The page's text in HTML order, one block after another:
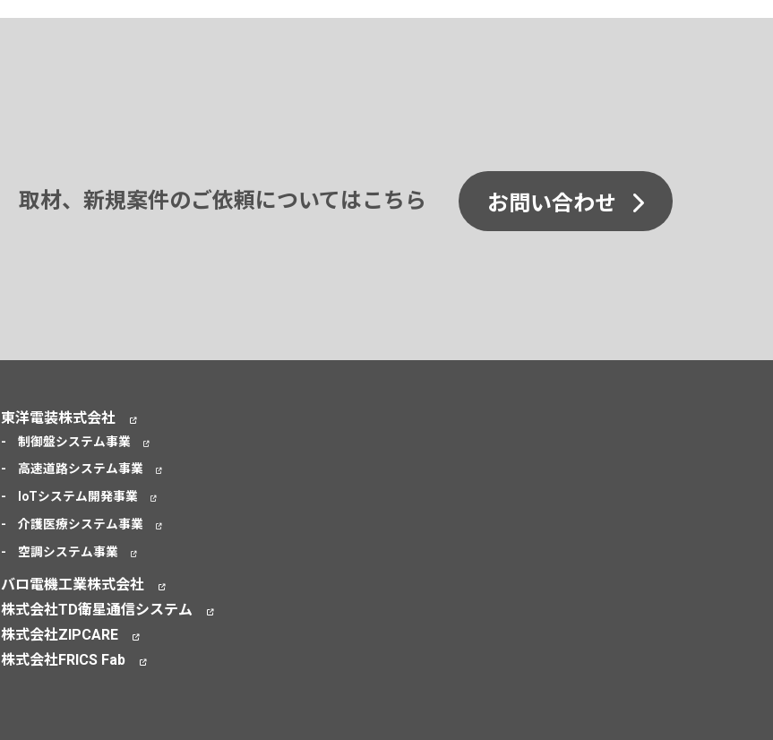
取材、新規案件のご依頼についてはこちら お問い合わせ
東洋電装株式会社
制御盤システム事業
高速道路システム事業
IoTシステム開発事業
介護医療システム事業
空調システム事業
バロ電機工業株式会社
株式会社TD衛星通信システム
株式会社ZIPCARE
株式会社FRICS Fab